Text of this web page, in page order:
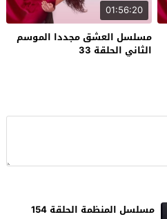
01:56:20
مسلسل العشق مجددا الموسم
الثاني الحلقة 33
مسلسل المنظمة الحلقة 154